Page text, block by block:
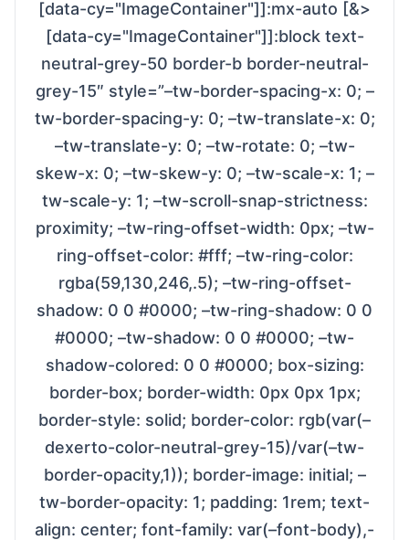
[data-cy="ImageContainer"]]:mx-auto [&>
[data-cy="ImageContainer"]]:block text-
neutral-grey-50 border-b border-neutral-
grey-15″ style=”–tw-border-spacing-x: 0; –
tw-border-spacing-y: 0; –tw-translate-x: 0;
–tw-translate-y: 0; –tw-rotate: 0; –tw-
skew-x: 0; –tw-skew-y: 0; –tw-scale-x: 1; –
tw-scale-y: 1; –tw-scroll-snap-strictness:
proximity; –tw-ring-offset-width: 0px; –tw-
ring-offset-color: #fff; –tw-ring-color:
rgba(59,130,246,.5); –tw-ring-offset-
shadow: 0 0 #0000; –tw-ring-shadow: 0 0
#0000; –tw-shadow: 0 0 #0000; –tw-
shadow-colored: 0 0 #0000; box-sizing:
border-box; border-width: 0px 0px 1px;
border-style: solid; border-color: rgb(var(–
dexerto-color-neutral-grey-15)/var(–tw-
border-opacity,1)); border-image: initial; –
tw-border-opacity: 1; padding: 1rem; text-
align: center; font-family: var(–font-body),-